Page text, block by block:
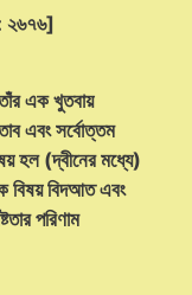
২৬৭৬]
এক খুতবায়
এবং সর্বোত্তম
হল (দ্বীনের মধ্যে)
বিষয় বিদআত এবং
পরিণাম